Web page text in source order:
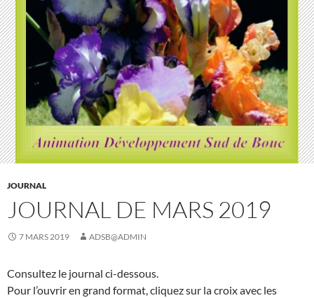
JOURNAL
JOURNAL DE MARS 2019
7 MARS 2019 ADSB@ADMIN
Consultez le journal ci-dessous.
Pour l’ouvrir en grand format, cliquez sur la croix avec les